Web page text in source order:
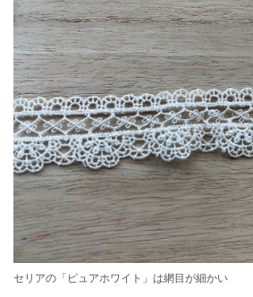
セリアの「ピュアホワイト」は網目が細かい